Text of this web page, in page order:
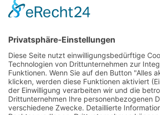
73614 Schorndorf
Telefon: 07181 477 9998
Leonhard Fromm
Goethestr. 27